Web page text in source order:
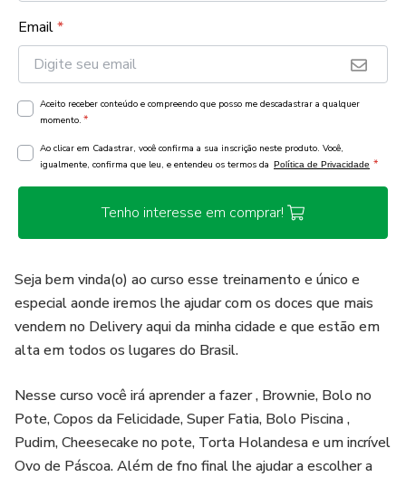
Email*
Aceito receber conteúdo e compreendo que posso me descadastrar a qualquer
momento. *
Ao clicar em Cadastrar, você confirma a sua inscrição neste produto. Você,
igualmente, confirma que leu, e entendeu os termos da Política de Privacidade *
Tenho interesse em comprar!
Seja bem vinda(o) ao curso esse treinamento e único e
especial aonde iremos lhe ajudar com os doces que mais
vendem no Delivery aqui da minha cidade e que estão em
alta em todos os lugares do Brasil.
Nesse curso você irá aprender a fazer , Brownie, Bolo no
Pote, Copos da Felicidade, Super Fatia, Bolo Piscina ,
Pudim, Cheesecake no pote, Torta Holandesa e um incrível
Ovo de Páscoa. Além de fno final lhe ajudar a escolher a